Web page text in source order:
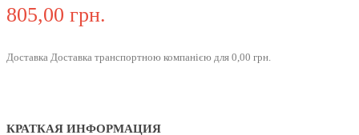
805,00 грн.
Доставка Доставка транспортною компанією для 0,00 грн.
КРАТКАЯ ИНФОРМАЦИЯ